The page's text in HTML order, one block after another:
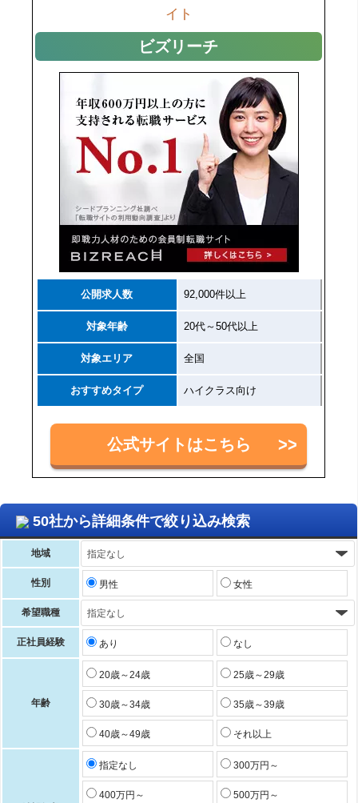
イト
ビズリーチ
公開求人数 92,000件以上
対象年齢 20代～50代以上
対象エリア 全国
おすすめタイプ ハイクラス向け
公式サイトはこちら
50社から詳細条件で絞り込み検索
地域
性別 男性 女性
希望職種
正社員経験 あり なし
年齢
20歳～24歳 25歳～29歳
30歳～34歳 35歳～39歳
40歳～49歳 それ以上
指定なし 300万円～
400万円～ 500万円～